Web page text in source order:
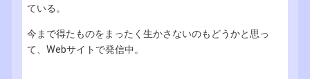
ている。
今まで得たものをまったく生かさないのもどうかと思っ
て、Webサイトで発信中。